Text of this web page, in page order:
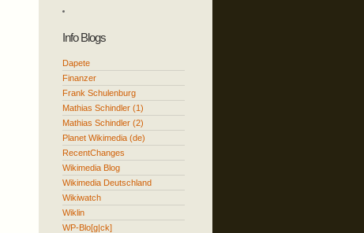
Info Blogs
Dapete
Finanzer
Frank Schulenburg
Mathias Schindler (1)
Mathias Schindler (2)
Planet Wikimedia (de)
RecentChanges
Wikimedia Blog
Wikimedia Deutschland
Wikiwatch
Wiklin
WP-Blo[g|ck]